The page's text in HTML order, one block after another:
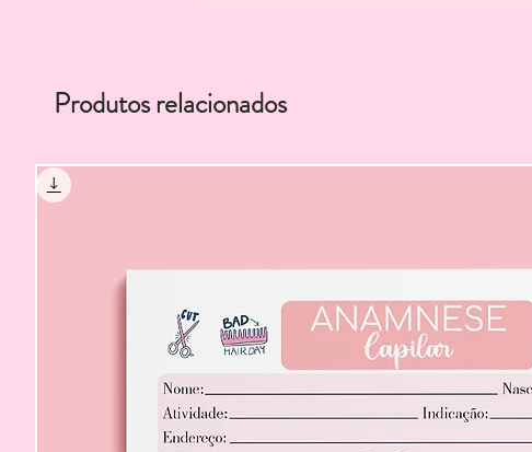
Produtos relacionados